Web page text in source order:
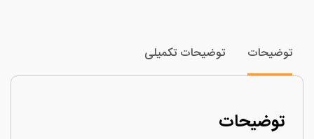
توضیحات تکمیلی
توضیحات